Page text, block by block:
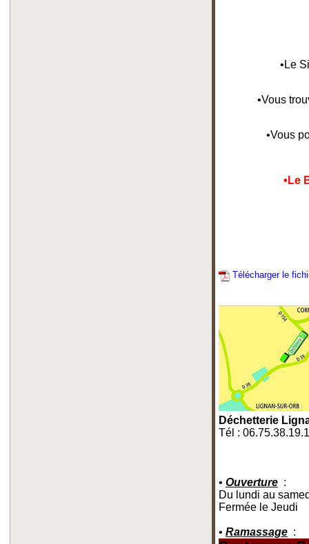
•Le
•Vous
•Vous
•Le
Télécharger le
Déchetterie
Tél :
• Ouverture :
Du lundi au
Fermée le Jeudi
• Ramassage :